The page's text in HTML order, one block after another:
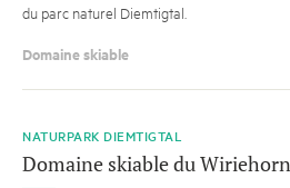
du parc naturel Diemtigtal.
Domaine skiable
NATURPARK DIEMTIGTAL
Domaine skiable du Wiriehorn